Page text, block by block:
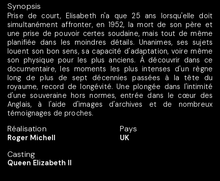
Synopsis
Prise de court, Elisabeth n'a que 25 ans lorsqu'elle doit
simultanément affronter, en 1952, la mort de son père et
une prise de pouvoir certes soudaine, mais tout de même
planifiée dans les moindres détails. Unanimes, ses sujets
louent son bon sens, sa capacité d'adaptation, voire même
son physique pour les plus anciens. À découvrir dans ce
documentaire, les moments les plus intenses d'un règne
long de plus de sept décennies passées à la tête du
royaume, record de longévité. Une plongée dans l'intimité
d'une souveraine hors normes, entrée dans le cœur des
Anglais, à l'aide d'images d'archives et de nombreux
témoignages de proches.
Réalisation
Roger Michell
Casting
Queen Elizabeth II
Pays
UK